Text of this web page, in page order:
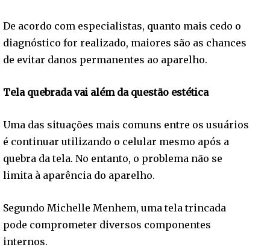
De acordo com especialistas, quanto mais cedo o
diagnóstico for realizado, maiores são as chances
de evitar danos permanentes ao aparelho.
Tela quebrada vai além da questão estética
Uma das situações mais comuns entre os usuários
é continuar utilizando o celular mesmo após a
quebra da tela. No entanto, o problema não se
limita à aparência do aparelho.
Segundo Michelle Menhem, uma tela trincada
pode comprometer diversos componentes
internos.